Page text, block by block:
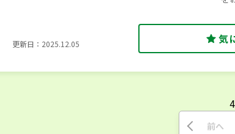
更新日：2025.12.05 気
4
前へ